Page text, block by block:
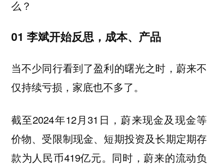
么？
01 李斌开始反思，成本、产品
当不少同行看到了盈利的曙光之时，蔚来不
仅持续亏损，家底也不多了。
截至2024年12月31日，蔚来现金及现金等
价物、受限制现金、短期投资及长期定期存
款为人民币419亿元。同时，蔚来的流动负